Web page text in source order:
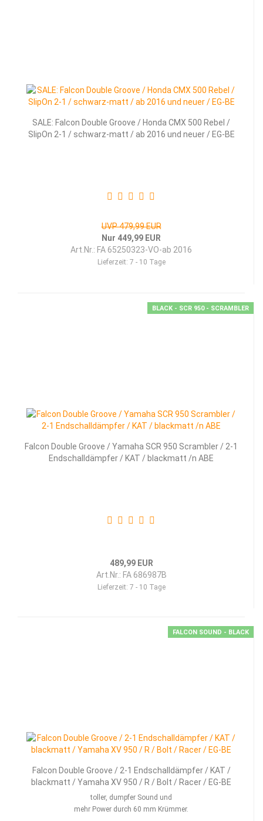
SALE: Falcon Double Groove / Honda CMX 500 Rebel /
SlipOn 2-1 / schwarz-matt / ab 2016 und neuer / EG-BE
UVP 479,99 EUR
Nur 449,99 EUR
Art.Nr.: FA 65250323-VO-ab 2016
Lieferzeit: 7 - 10 Tage
BLACK - SCR 950 - SCRAMBLER
Falcon Double Groove / Yamaha SCR 950 Scrambler / 2-1
Endschalldämpfer / KAT / blackmatt /n ABE
489,99 EUR
Art.Nr.: FA 686987B
Lieferzeit: 7 - 10 Tage
FALCON SOUND - BLACK
Falcon Double Groove / 2-1 Endschalldämpfer / KAT /
blackmatt / Yamaha XV 950 / R / Bolt / Racer / EG-BE
toller, dumpfer Sound und
mehr Power durch 60 mm Krümmer.